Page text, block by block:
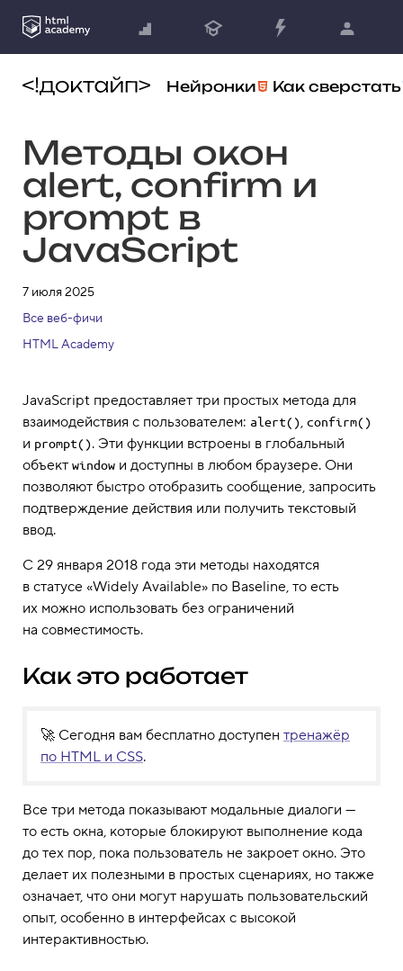
Нейронки Как сверстать
Методы окон
alert, confirm и
prompt в
JavaScript
7 июля 2025
Все веб-фичи
HTML Academy
JavaScript предоставляет три простых метода для
взаимодействия с пользователем: alert(), confirm()
и prompt(). Эти функции встроены в глобальный
объект window и доступны в любом браузере. Они
позволяют быстро отобразить сообщение, запросить
подтверждение действия или получить текстовый
ввод.
С 29 января 2018 года эти методы находятся
в статусе «Widely Available» по Baseline, то есть
их можно использовать без ограничений
на совместимость.
Как это работает
🚀 Сегодня вам бесплатно доступен тренажёр
по HTML и CSS.
Все три метода показывают модальные диалоги —
то есть окна, которые блокируют выполнение кода
до тех пор, пока пользователь не закроет окно. Это
делает их полезными в простых сценариях, но также
означает, что они могут нарушать пользовательский
опыт, особенно в интерфейсах с высокой
интерактивностью.